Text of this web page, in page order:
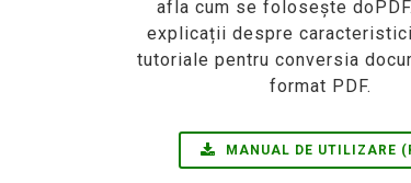
afla cum se folosește
explicații despre
tutoriale pentru conversia
format PDF.
MANUAL DE UTILIZARE